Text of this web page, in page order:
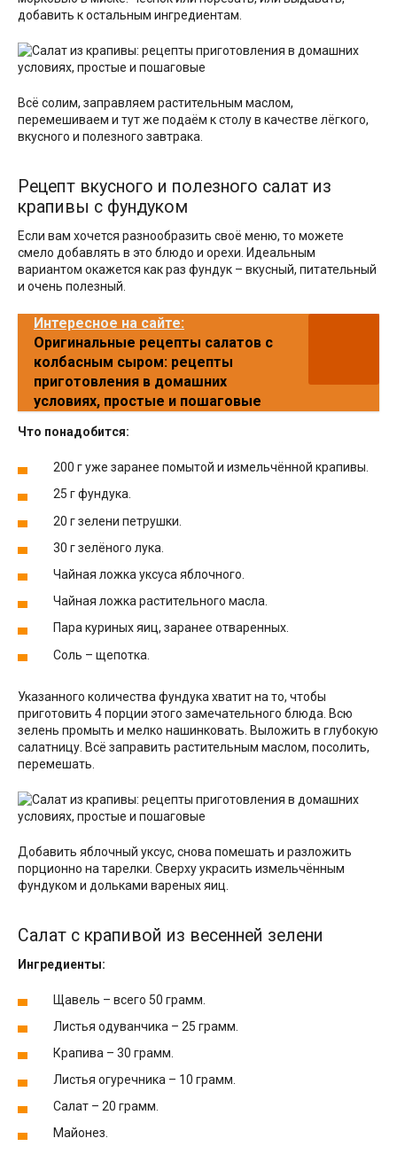
добавить к остальным ингредиентам.
Всё солим, заправляем растительным маслом,
перемешиваем и тут же подаём к столу в качестве лёгкого,
вкусного и полезного завтрака.
Рецепт вкусного и полезного салат из
крапивы с фундуком
Если вам хочется разнообразить своё меню, то можете
смело добавлять в это блюдо и орехи. Идеальным
вариантом окажется как раз фундук – вкусный, питательный
и очень полезный.
Интересное на сайте:
Оригинальные рецепты салатов с
колбасным сыром: рецепты
приготовления в домашних
условиях, простые и пошаговые
Что понадобится:
200 г уже заранее помытой и измельчённой крапивы.
25 г фундука.
20 г зелени петрушки.
30 г зелёного лука.
Чайная ложка уксуса яблочного.
Чайная ложка растительного масла.
Пара куриных яиц, заранее отваренных.
Соль – щепотка.
Указанного количества фундука хватит на то, чтобы
приготовить 4 порции этого замечательного блюда. Всю
зелень промыть и мелко нашинковать. Выложить в глубокую
салатницу. Всё заправить растительным маслом, посолить,
перемешать.
Добавить яблочный уксус, снова помешать и разложить
порционно на тарелки. Сверху украсить измельчённым
фундуком и дольками вареных яиц.
Салат с крапивой из весенней зелени
Ингредиенты:
Щавель – всего 50 грамм.
Листья одуванчика – 25 грамм.
Крапива – 30 грамм.
Листья огуречника – 10 грамм.
Салат – 20 грамм.
Майонез.